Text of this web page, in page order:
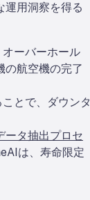
運用洞察を得る
ーバーホール
の航空機の完了
とで、ダウンタ
ータ抽出プロセ
は、寿命限定